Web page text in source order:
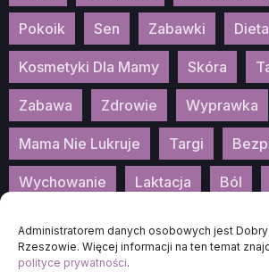
Administratorem danych osobowych jest
Rzeszowie. Więcej informacji na ten temat
polityce prywatności.
Pokoik Sen Zabawki Dieta
Kosmetyki Dla Mamy Skóra
Zabawa Zdrowie Wyprawka
Mama Nie Lukruje Targi
Wychowanie Laktacja Ból